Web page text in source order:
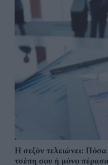
Η σεζόν τελειώνει:
τσέπη σου ή μόνο